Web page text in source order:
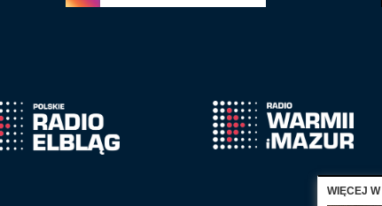
WIĘCEJ W